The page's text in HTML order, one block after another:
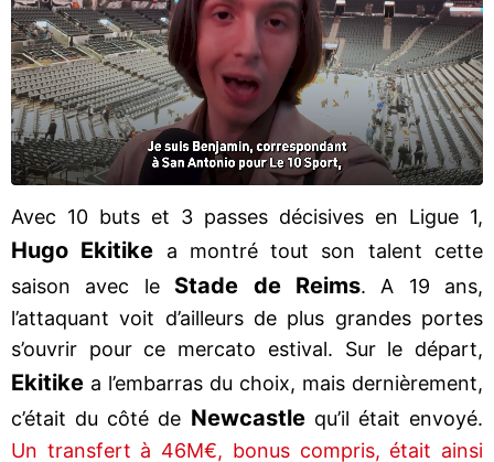
Avec 10 buts et 3 passes décisives en Ligue 1,
Hugo Ekitike a montré tout son talent cette
saison avec le Stade de Reims. A 19 ans,
l’attaquant voit d’ailleurs de plus grandes portes
s’ouvrir pour ce mercato estival. Sur le départ,
Ekitike a l’embarras du choix, mais dernièrement,
c’était du côté de Newcastlequ’il était envoyé.
Un transfert à 46M€, bonus compris, était ainsi